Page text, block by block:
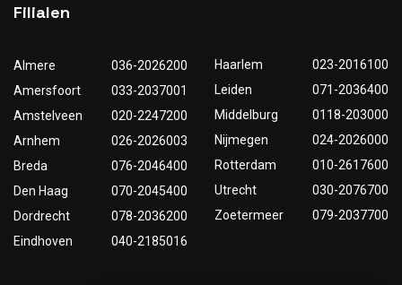
Filialen
Almere
036-2026200
Amersfoort
033-2037001
Amstelveen
020-2247200
Arnhem
026-2026003
Breda
076-2046400
Den Haag
070-2045400
Dordrecht
078-2036200
Eindhoven
040-2185016
Haarlem
023-2016100
Leiden
071-2036400
Middelburg
0118-203000
Nijmegen
024-2026000
Rotterdam
010-2617600
Utrecht
030-2076700
Zoetermeer
079-2037700